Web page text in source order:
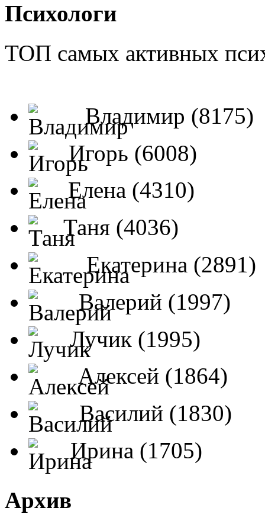
Психологи
ТОП самых активных
Владимир (8175)
Игорь (6008)
Елена (4310)
Таня (4036)
Екатерина (2891)
Валерий (1997)
Лучик (1995)
Алексей (1864)
Василий (1830)
Ирина (1705)
Архив